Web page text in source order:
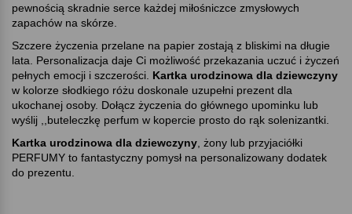
pewnością skradnie serce każdej miłośniczce zmysłowych
zapachów na skórze.
Szczere życzenia przelane na papier zostają z bliskimi na długie
lata. Personalizacja daje Ci możliwość przekazania uczuć i życzeń
pełnych emocji i szczerości. Kartka urodzinowa dla dziewczyny
w kolorze słodkiego różu doskonale uzupełni prezent dla
ukochanej osoby. Dołącz życzenia do głównego upominku lub
wyślij ,,buteleczkę perfum w kopercie prosto do rąk solenizantki.
Kartka urodzinowa dla dziewczyny , żony lub przyjaciółki
PERFUMY to fantastyczny pomysł na personalizowany dodatek
do prezentu.